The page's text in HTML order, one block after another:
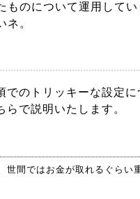
ものについて運用して
ネ。
でのトリッキーな設定
らで説明いたします。
世間ではお金が取れるぐらい